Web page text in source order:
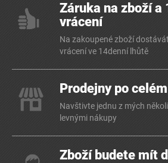
Záruka na zboží a
vrácení
Na zakoupené zboží
vrácení ve 14denní lhůtě
Prodejny po
Navštivte jednu z mých
levnými nákupy
Zboží budete mít